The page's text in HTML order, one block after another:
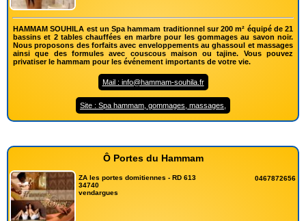
HAMMAM SOUHILA est un Spa hammam traditionnel sur 200 m² équipé de 21
bassins et 2 tables chauffées en marbre pour les gommages au savon noir.
Nous proposons des forfaits avec enveloppements au ghassoul et massages
ainsi que des formules avec couscous maison ou tajine. Vous pouvez
privatiser le hammam pour les événement importants de votre vie.
Mail : info@hammam-souhila.fr
Site : Spa hammam, gommages, massages,
Ô Portes du Hammam
ZA les portes domitiennes - RD 613
34740
vendargues
0467872656